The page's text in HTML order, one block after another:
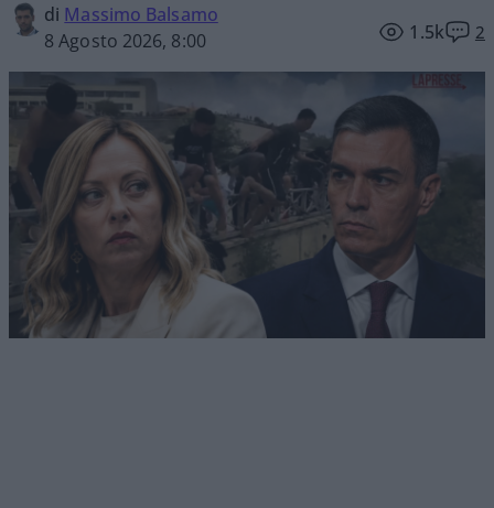
di Massimo Balsamo
8 Agosto 2026, 8:00
1.5k 2